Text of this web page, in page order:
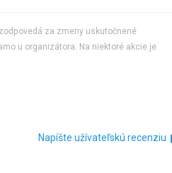
za zmeny uskutočnené
u organizátora. Na niektoré akcie je
Napíšte užívateľskú recenziu